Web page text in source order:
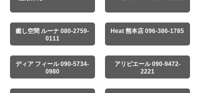
癒し空間 ルーナ 080-2759-
0111
Heat 熊本店 096-386-1785
ディア フィール 090-5734-
0980
アリビエール 090-9472-
2221